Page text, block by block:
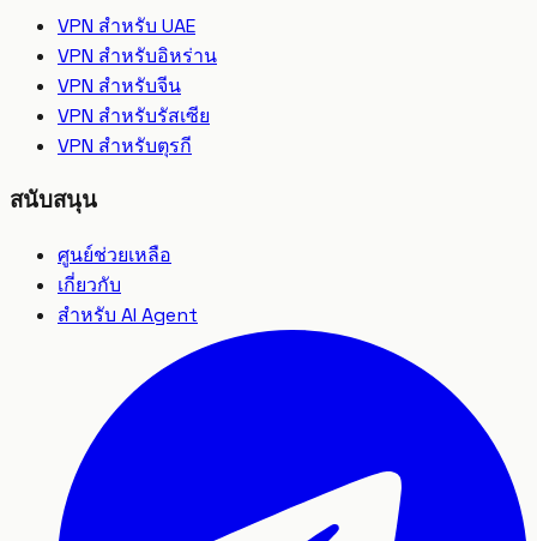
VPN สำหรับ UAE
VPN สำหรับอิหร่าน
VPN สำหรับจีน
VPN สำหรับรัสเซีย
VPN สำหรับตุรกี
สนับสนุน
ศูนย์ช่วยเหลือ
เกี่ยวกับ
สำหรับ AI Agent